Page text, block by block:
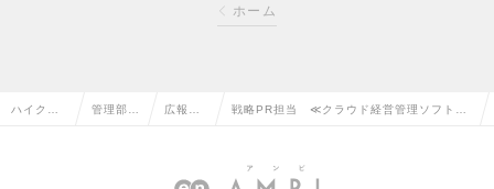
ホーム
ハイクラ 管理部門 広報・I 戦略PR担当 ≪クラウド経営管理ソフトの